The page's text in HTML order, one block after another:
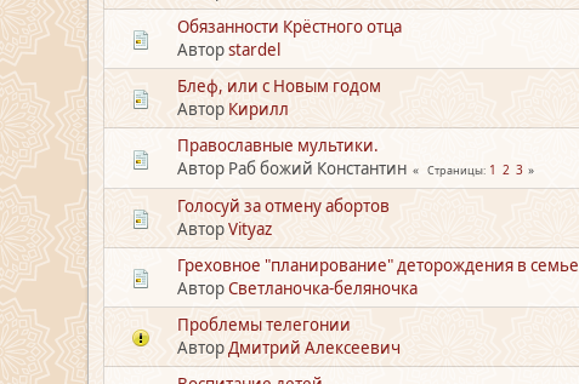
Обязанности Крёстного отца
Авторstardel
Блеф, или с Новым годом
Автор Кирилл
Православные мультики.
Автор Раб божий Константин
Страницы 1 2 3
Голосуй за отмену абортов
АвторVityaz
Греховное "планирование" деторождения в семье
АвторСветланочка-беляночка
Проблемы телегонии
АвторДмитрий Алексеевич